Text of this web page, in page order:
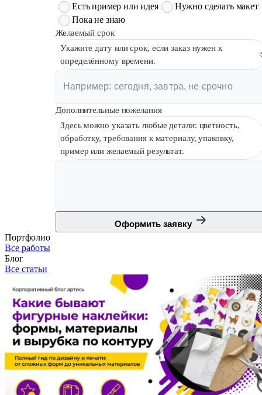
Есть пример или идея
Нужно сделать макет
Пока не знаю
Желаемый срок
Укажите дату или срок, если заказ нужен к
определённому времени.
Дополнительные пожелания
Здесь можно указать любые детали: цветность,
обработку, требования к материалу, упаковку,
пример или желаемый результат.
Оформить заявку
Портфолио
Все работы
Блог
Все статьи